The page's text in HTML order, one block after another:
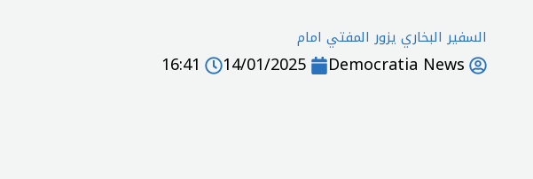
السفير البخاري يزور المفتي امام
Democratia News
14/01/2025
16:41